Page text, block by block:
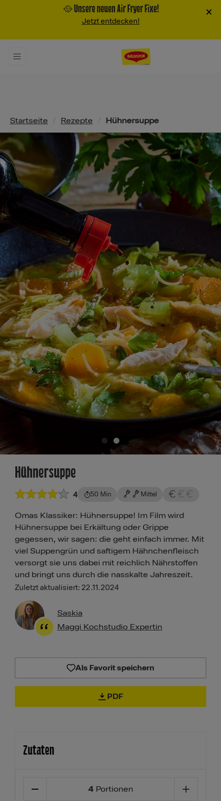
🥘 Unsere neuen Air Fryer Fixe!
Jetzt entdecken!
×
Pfadnavigation
Startseite Rezepte Hühnersuppe
Hühnersuppe
4 50 Min Mittel
Omas Klassiker: Hühnersuppe! Im Film wird
Hühnersuppe bei Erkältung oder Grippe
gegessen, wir sagen: die geht einfach immer. Mit
viel Suppengrün und saftigem Hähnchenfleisch
versorgt sie uns dabei mit reichlich Nährstoffen
und bringt uns durch die nasskalte Jahreszeit.
Zuletzt aktualisiert: 22.11.2024
Saskia
Maggi Kochstudio Expertin
Als Favorit speichern
PDF
Zutaten
4Portionen